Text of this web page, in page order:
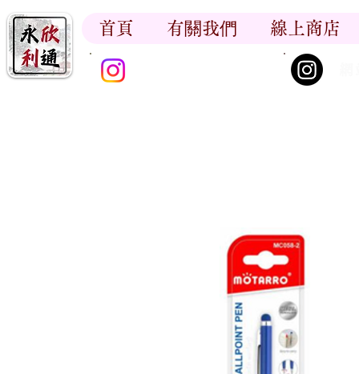
首頁 有關我們 線上商店